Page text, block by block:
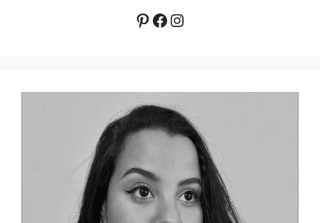
Pinterest
Facebook
Instagram